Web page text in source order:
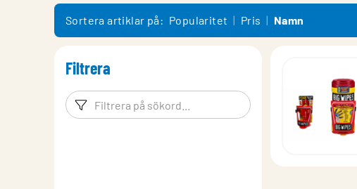
Sortera artiklar på: Popularitet Pris Namn
Filtrera
Filtreringsord Filtrera produkter